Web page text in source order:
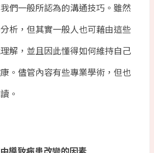
們一般所認為的溝通技巧。雖然
析，但其實一般人也可藉由這些
解，並且因此懂得如何維持自己
。儘管內容有些專業學術，但也
。